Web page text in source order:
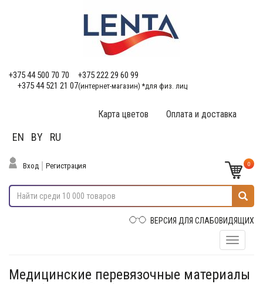
+375 44 500 70 70
+375 222 29 60 99
+375 44 521 21 07(интернет-магазин) *для физ. лиц
Оплата и доставка
Карта цветов
EN BY RU
Вход Регистрация 0
ВЕРСИЯ ДЛЯ СЛАБОВИДЯЩИХ
Медицинские перевязочные материалы